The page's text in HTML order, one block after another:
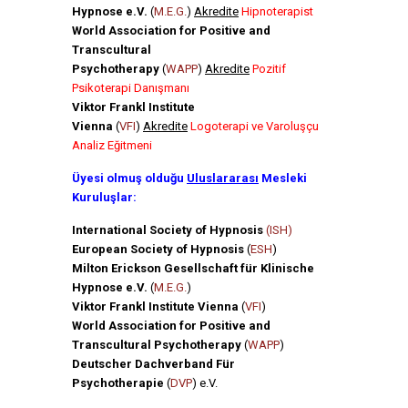
Hypnose e.V. (M.E.G.) Akredite Hipnoterapist
World Association for Positive and
Transcultural
Psychotherapy (WAPP) Akredite Pozitif
Psikoterapi Danışmanı
Viktor Frankl Institute
Vienna (VFI) Akredite Logoterapi ve Varoluşçu
Analiz Eğitmeni
Üyesi olmuş olduğu Uluslararası Mesleki
Kuruluşlar:
International Society of Hypnosis (ISH)
European Society of Hypnosis (ESH)
Milton Erickson Gesellschaft für Klinische
Hypnose e.V. (M.E.G.)
Viktor Frankl Institute Vienna (VFI)
World Association for Positive and
Transcultural Psychotherapy (WAPP)
Deutscher Dachverband Für
Psychotherapie (DVP) e.V.